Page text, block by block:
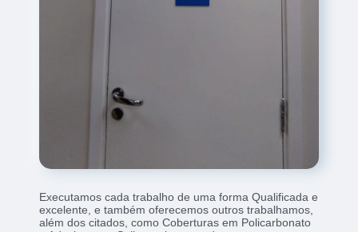
Executamos cada trabalho de uma forma Qualificada e
excelente, e também oferecemos outros trabalhamos,
além dos citados, como Coberturas em Policarbonato